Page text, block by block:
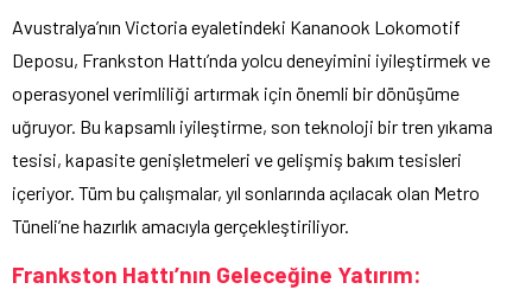
Avustralya’nın Victoria eyaletindeki Kananook Lokomotif
Deposu, Frankston Hattı’nda yolcu deneyimini iyileştirmek ve
operasyonel verimliliği artırmak için önemli bir dönüşüme
uğruyor. Bu kapsamlı iyileştirme, son teknoloji bir tren yıkama
tesisi, kapasite genişletmeleri ve gelişmiş bakım tesisleri
içeriyor. Tüm bu çalışmalar, yıl sonlarında açılacak olan Metro
Tüneli’ne hazırlık amacıyla gerçekleştiriliyor.
Frankston Hattı’nın Geleceğine Yatırım: